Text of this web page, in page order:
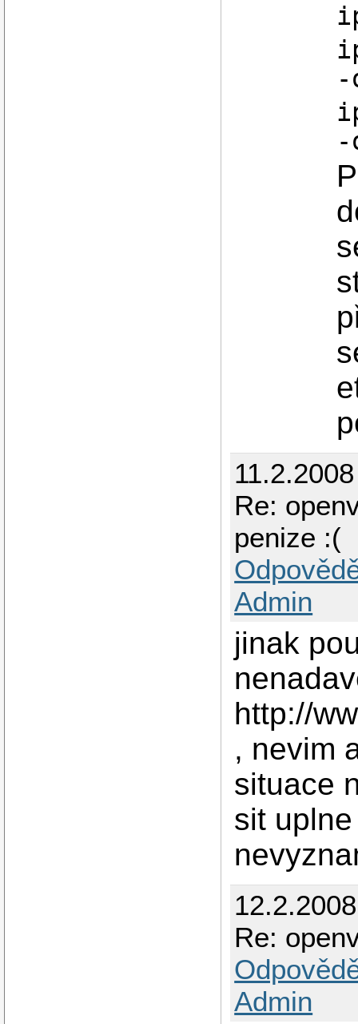
-
-
Re:
penize :(
Admin
jinak
http://
, nevim
situace
sit
Re:
Admin